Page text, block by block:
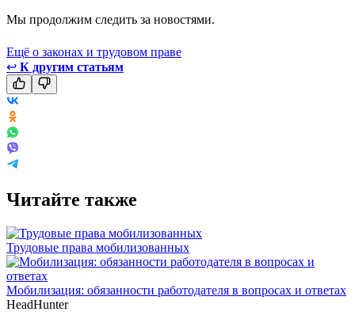
Мы продолжим следить за новостями.
Ещё о законах и трудовом праве
↩ К другим статьям
Читайте также
Трудовые права мобилизованных
Мобилизация: обязанности работодателя в вопросах и ответах
HeadHunter